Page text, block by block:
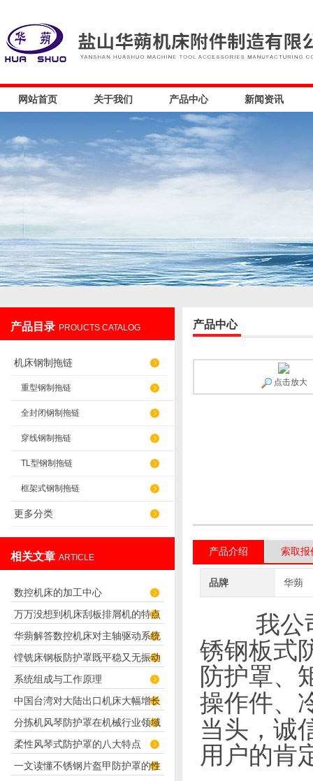
网站首页 关于我们 产品中心 新闻资讯
产品目录 PROUCTS CATALOG
机床钢制拖链
重型钢制拖链
全封闭钢制拖链
穿线钢制拖链
TL型钢制拖链
框架式钢制拖链
更多分类
相关文章 ARTICLE
数控机床的加工中心
万万没想到机床刮板排屑机的特点
那么多
华蒴解答数控机床对主轴驱动系统
的要求
镗铣床钢板防护罩既平稳又无振动
噪音
系统组成与工作原理
中国台湾对大陆出口机床大幅增长
华蒴机床附件
分拣机风琴防护罩在机械行业领域
的广泛应用
柔性风琴式防护罩的八大特点
一文读懂不锈钢片盔甲防护罩的性
产品中心
点击放大
产品介绍 索取报
品牌 华蒴
我公
锈钢板式
防护罩、
操作件、
当头，诚
用户的肯